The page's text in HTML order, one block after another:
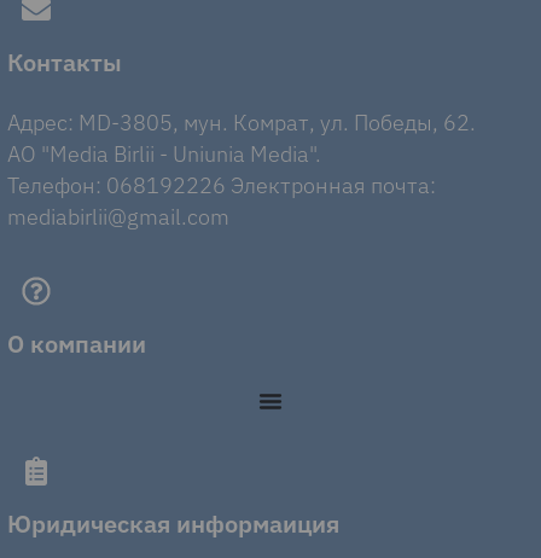
Контакты
Адрес: MD-3805, мун. Комрат, ул. Победы, 62.
AO "Media Birlii - Uniunia Media".
Телефон: 068192226 Электронная почта:
mediabirlii@gmail.com
О компании
Юридическая информаиция